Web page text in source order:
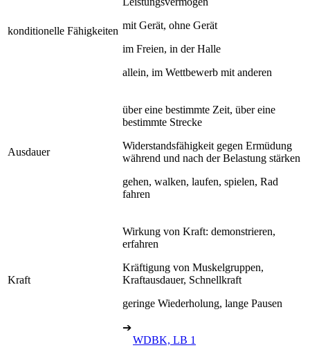
konditionelle Fähigkeiten mit Gerät, ohne Gerät
im Freien, in der Halle
allein, im Wettbewerb mit anderen
Ausdauer
über eine bestimmte Zeit, über eine
bestimmte Strecke
Widerstandsfähigkeit gegen Ermüdung
während und nach der Belastung stärken
gehen, walken, laufen, spielen, Rad
fahren
Kraft
Wirkung von Kraft: demonstrieren,
erfahren
Kräftigung von Muskelgruppen,
Kraftausdauer, Schnellkraft
geringe Wiederholung, lange Pausen
➔
WDBK, LB 1